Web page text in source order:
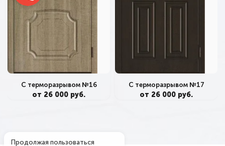
С терморазрывом №16
от 26 000 руб.
С терморазрывом №17
от 26 000 руб.
Продолжая пользоваться